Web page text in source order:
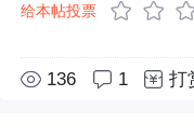
给本帖投票
136 1 打